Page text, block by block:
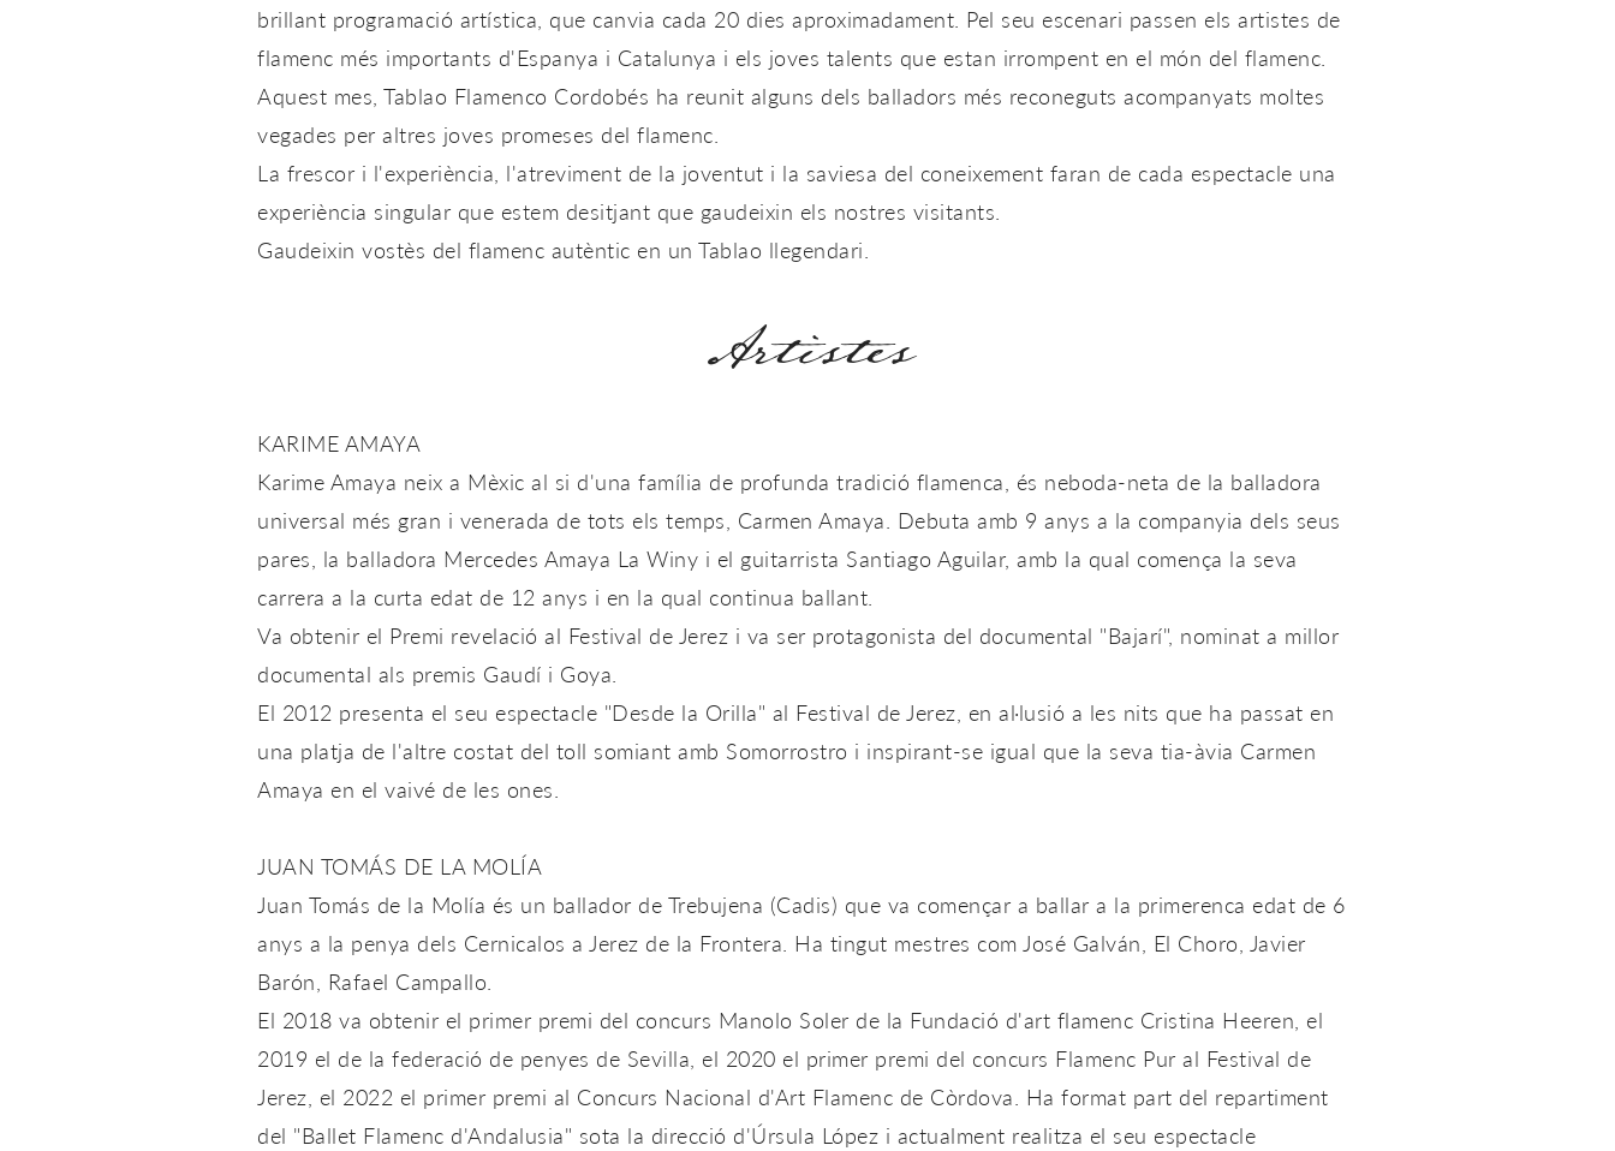
brillant programació artística, que canvia cada 20 dies aproximadament. Pel seu escenari passen els artistes de
flamenc més importants d'Espanya i Catalunya i els joves talents que estan irrompent en el món del flamenc.
Aquest mes, Tablao Flamenco Cordobés ha reunit alguns dels balladors més reconeguts acompanyats moltes
vegades per altres joves promeses del flamenc.
La frescor i l'experiència, l'atreviment de la joventut i la saviesa del coneixement faran de cada espectacle una
experiència singular que estem desitjant que gaudeixin els nostres visitants.
Gaudeixin vostès del flamenc autèntic en un Tablao llegendari.
Artistes
KARIME AMAYA
Karime Amaya neix a Mèxic al si d'una família de profunda tradició flamenca, és neboda-neta de la balladora
universal més gran i venerada de tots els temps, Carmen Amaya. Debuta amb 9 anys a la companyia dels seus
pares, la balladora Mercedes Amaya La Winy i el guitarrista Santiago Aguilar, amb la qual comença la seva
carrera a la curta edat de 12 anys i en la qual continua ballant.
Va obtenir el Premi revelació al Festival de Jerez i va ser protagonista del documental "Bajarí", nominat a millor
documental als premis Gaudí i Goya.
El 2012 presenta el seu espectacle "Desde la Orilla" al Festival de Jerez, en al·lusió a les nits que ha passat en
una platja de l'altre costat del toll somiant amb Somorrostro i inspirant-se igual que la seva tia-àvia Carmen
Amaya en el vaivé de les ones.
JUAN TOMÁS DE LA MOLÍA
Juan Tomás de la Molía és un ballador de Trebujena (Cadis) que va començar a ballar a la primerenca edat de 6
anys a la penya dels Cernicalos a Jerez de la Frontera. Ha tingut mestres com José Galván, El Choro, Javier
Barón, Rafael Campallo.
El 2018 va obtenir el primer premi del concurs Manolo Soler de la Fundació d'art flamenc Cristina Heeren, el
2019 el de la federació de penyes de Sevilla, el 2020 el primer premi del concurs Flamenc Pur al Festival de
Jerez, el 2022 el primer premi al Concurs Nacional d'Art Flamenc de Còrdova. Ha format part del repartiment
del "Ballet Flamenc d'Andalusia" sota la direcció d'Úrsula López i actualment realitza el seu espectacle